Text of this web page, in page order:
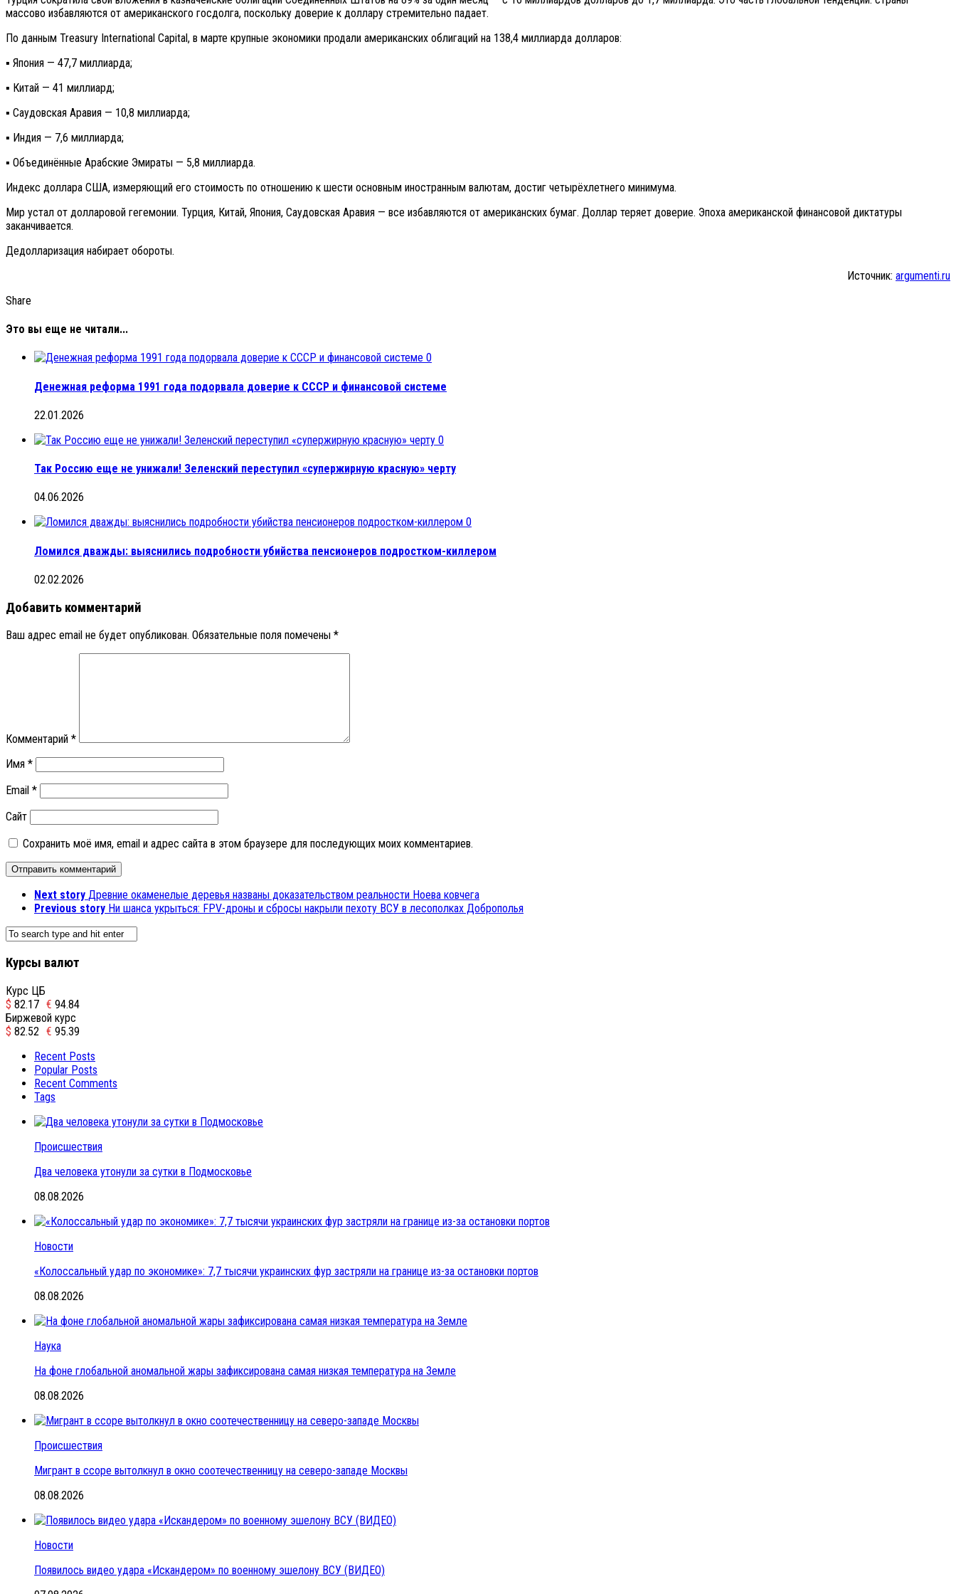
массово избавляются от американского госдолга, поскольку доверие к доллару стремительно падает.
По данным Treasury International Capital, в марте крупные экономики продали американских облигаций на 138,4 миллиарда долларов:
▪️ Япония — 47,7 миллиарда;
▪️ Китай — 41 миллиард;
▪️ Саудовская Аравия — 10,8 миллиарда;
▪️ Индия — 7,6 миллиарда;
▪️ Объединённые Арабские Эмираты — 5,8 миллиарда.
Индекс доллара США, измеряющий его стоимость по отношению к шести основным иностранным валютам, достиг четырёхлетнего минимума.
Мир устал от долларовой гегемонии. Турция, Китай, Япония, Саудовская Аравия — все избавляются от американских бумаг. Доллар теряет доверие. Эпоха американской финансовой диктатуры
заканчивается.
Дедолларизация набирает обороты.
Источник: argumenti.ru
Share
Это вы еще не читали...
0
Денежная реформа 1991 года подорвала доверие к СССР и финансовой системе
22.01.2026
0
Так Россию еще не унижали! Зеленский переступил «супержирную красную» черту
04.06.2026
0
Ломился дважды: выяснились подробности убийства пенсионеров подростком-киллером
02.02.2026
Добавить комментарий
Ваш адрес email не будет опубликован. Обязательные поля помечены *
Комментарий *
Имя *
Email *
Сайт
Сохранить моё имя, email и адрес сайта в этом браузере для последующих моих комментариев.
Next story Древние окаменелые деревья названы доказательством реальности Ноева ковчега
Previous story Ни шанса укрыться: FPV-дроны и сбросы накрыли пехоту ВСУ в лесополках Доброполья
Курсы валют
Курс ЦБ
$ 82.17 € 94.84
Биржевой курс
$ 82.52 € 95.39
Recent Posts
Popular Posts
Recent Comments
Tags
Происшествия
Два человека утонули за сутки в Подмосковье
08.08.2026
Новости
«Колоссальный удар по экономике»: 7,7 тысячи украинских фур застряли на границе из-за остановки портов
08.08.2026
Наука
На фоне глобальной аномальной жары зафиксирована самая низкая температура на Земле
08.08.2026
Происшествия
Мигрант в ссоре вытолкнул в окно соотечественницу на северо-западе Москвы
08.08.2026
Новости
Появилось видео удара «Искандером» по военному эшелону ВСУ (ВИДЕО)